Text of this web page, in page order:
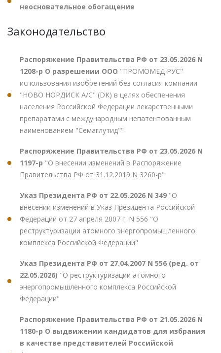
неосновательное обогащение
Законодательство
Распоряжение Правительства РФ от 23.05.2026 N
1208-р О разрешении ООО "ПРОМОМЕД РУС"
использования изобретений без согласия компании
"НОВО НОРДИСК А/С" (DK) в целях обеспечения
населения Российской Федерации лекарственными
препаратами с международным непатентованным
наименованием "Семаглутид""
Распоряжение Правительства РФ от 23.05.2026 N
1197-р "О внесении изменений в Распоряжение
Правительства РФ от 31.12.2019 N 3260-р"
Указ Президента РФ от 22.05.2026 N 349 "О
внесении изменений в Указ Президента Российской
Федерации от 27 апреля 2007 г. N 556 "О
реструктуризации атомного энергопромышленного
комплекса Российской Федерации"
Указ Президента РФ от 27.04.2007 N 556 (ред. от
22.05.2026) "О реструктуризации атомного
энергопромышленного комплекса Российской
Федерации"
Распоряжение Правительства РФ от 21.05.2026 N
1180-р О выдвижении кандидатов для избрания
в качестве представителей Российской